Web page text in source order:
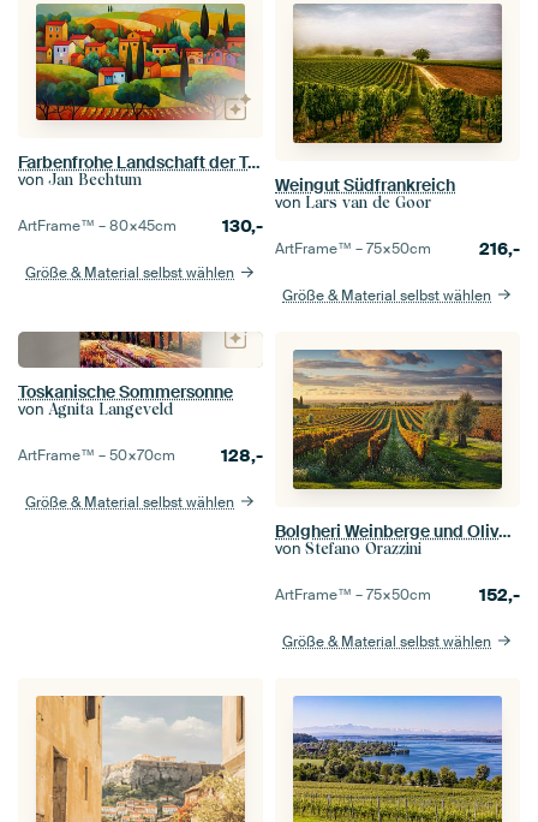
Farbenfrohe Landschaft der Toskana im Herbst
von Jan Bechtum
ArtFrame™ –80×45cm 130,-
Größe & Material selbst wählen
Weingut Südfrankreich
von Lars van de Goor
ArtFrame™ –75×50cm 216,-
Größe & Material selbst wählen
Toskanische Sommersonne
von Agnita Langeveld
ArtFrame™ –50×70cm 128,-
Größe & Material selbst wählen
Bolgheri Weinberge und Olivenbäume bei Sonnenuntergang. Toskana
von Stefano Orazzini
ArtFrame™ –75×50cm 152,-
Größe & Material selbst wählen